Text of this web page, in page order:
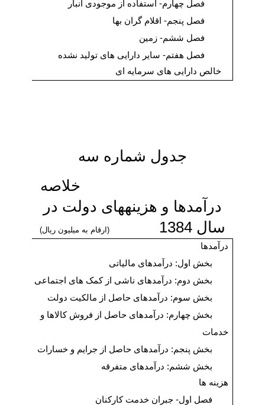
فصل چهارم- استفاده از موجودی انبار
فصل پنجم- اقلام گران بها
فصل ششم- زمین
فصل هفتم- سایر دارایی های تولید نشده
خالص دارایی های سرمایه ای
جدول شماره سه‏
خلاصه
درآمدها و هزینه‏های دولت در
سال 1384
(ارقام به میلیون ریال)
درآمدها
بخش اول: درآمدهای مالیاتی
بخش دوم: درآمدهای ناشی از کمک های اجتماعی
بخش سوم: درآمدهای حاصل از مالکیت دولت
بخش چهارم: درآمدهای حاصل از فروش کالاها و
خدمات
بخش پنجم: درآمدهای حاصل از جرایم و خسارات
بخش ششم: درآمدهای متفرقه
هزینه ها
فصل اول- جبران خدمت کارکنان